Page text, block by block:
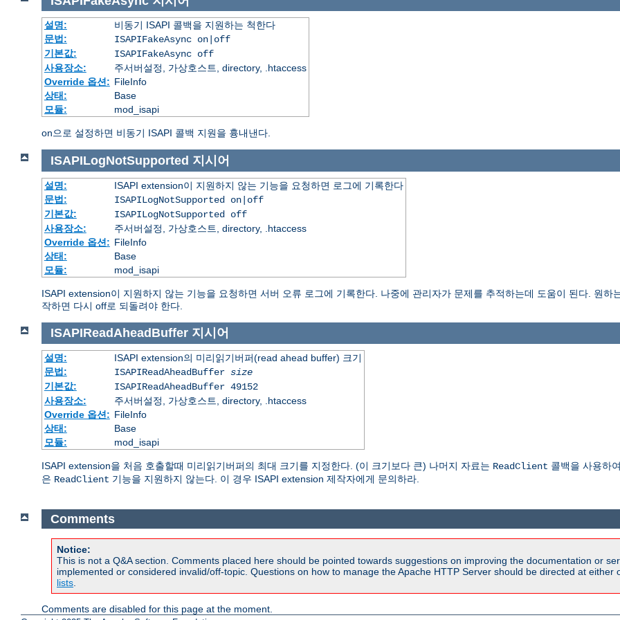
설명:
비동기 ISAPI 콜백을 지원하는 척한다
문법:
ISAPIFakeAsync on|off
기본값:
ISAPIFakeAsync off
사용장소:
주서버설정, 가상호스트, directory, .htaccess
Override 옵션: FileInfo
상태:
Base
모듈:
mod_isapi
on으로 설정하면 비동기 ISAPI 콜백 지원을 흉내낸다.
ISAPILogNotSupported 지시어
설명:
ISAPI extension이 지원하지 않는 기능을 요청하면 로그에 기록한다
문법:
ISAPILogNotSupported on|off
기본값:
ISAPILogNotSupported off
사용장소:
주서버설정, 가상호스트, directory, .htaccess
Override 옵션: FileInfo
상태:
Base
모듈:
mod_isapi
ISAPI extension이 지원하지 않는 기능을 요청하면 서버 오류 로그에 기록한다. 나중에 관리자가 문제를 추적하는데 도움이 된다. 원하
작하면 다시 off로 되돌려야 한다.
ISAPIReadAheadBuffer 지시어
설명:
ISAPI extension의 미리읽기버퍼(read ahead buffer) 크기
문법:
ISAPIReadAheadBuffer size
기본값:
ISAPIReadAheadBuffer 49152
사용장소:
주서버설정, 가상호스트, directory, .htaccess
Override 옵션: FileInfo
상태:
Base
모듈:
mod_isapi
ISAPI extension을 처음 호출할때 미리읽기버퍼의 최대 크기를 지정한다. (이 크기보다 큰) 나머지 자료는 ReadClient 콜백을 사용하
은 ReadClient 기능을 지원하지 않는다. 이 경우 ISAPI extension 제작자에게 문의하라.
Comments
Notice:
This is not a Q&A section. Comments placed here should be pointed towards suggestions on improving the documentation or
implemented or considered invalid/off-topic. Questions on how to manage the Apache HTTP Server should be directed at
lists
Comments are disabled for this page at the moment.